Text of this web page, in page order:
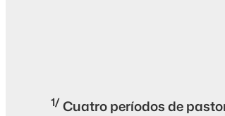
1/ Cuatro períodos de